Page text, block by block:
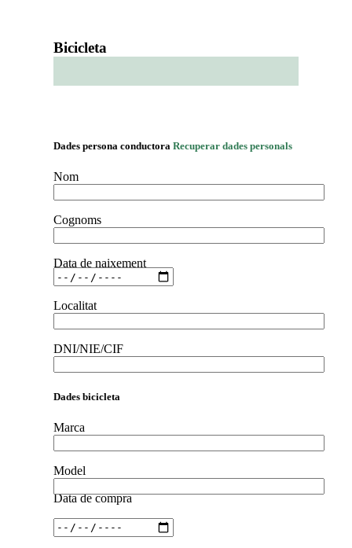
Bicicleta
Dades persona conductora Recuperar dades personals
Nom
Cognoms
Data de naixement
Localitat
DNI/NIE/CIF
Dades bicicleta
Marca
Model
Data de compra